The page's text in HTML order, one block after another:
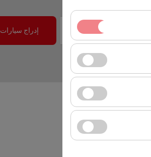
لا يمكن تعطيلها.
المستخدمين). تُستخدم
(عدد مرات الظهور،
10:00 إدراج سيارات